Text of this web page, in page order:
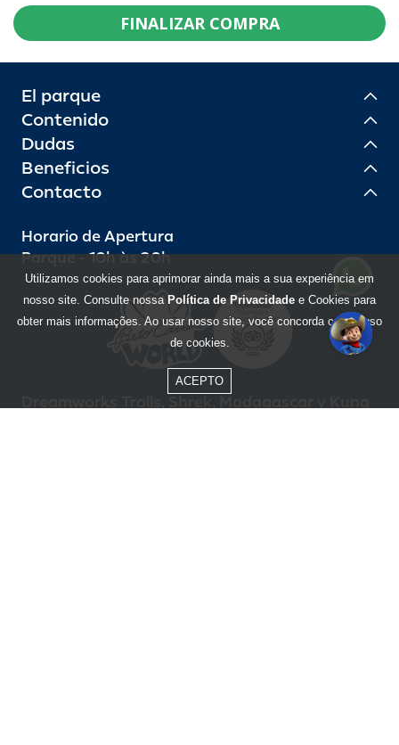
FINALIZAR COMPRA
El parque
Contenido
Dudas
Beneficios
Contacto
Horario de Apertura
Parque - 10h às 20h
Utilizamos cookies para aprimorar ainda mais a sua experiência em
nosso site. Consulte nossa Política de Privacidade e Cookies para
obter mais informações. Ao usar nosso site, você concorda com o uso
de cookies.
ACEPTO